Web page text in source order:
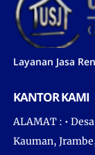
Layanan Jasa
KANTOR KAMI
ALAMAT : •
Kauman,